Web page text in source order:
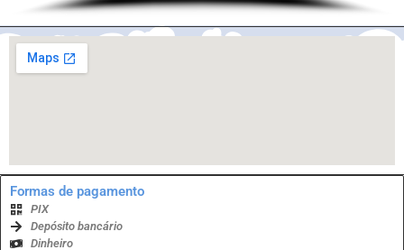
Formas de pagamento
PIX
Depósito bancário
Dinheiro